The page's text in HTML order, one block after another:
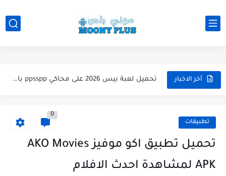
أخر الاخبار
تحميل لعبة WWE 2k26 للاندرويد PPSSPP من ميديا فاير لعبة...
تحميل لعبة بيس 12 مود بيس 2025 للاندرويد آخر الانتقالات...
تحميل تطبيق اورج 2025 مهكر من ميديا فاير تطبيق ORG... تطبيقات
0
تحميل تطبيق اكو موفيز AKO Movies
APK لمشاهدة احدث الافلام